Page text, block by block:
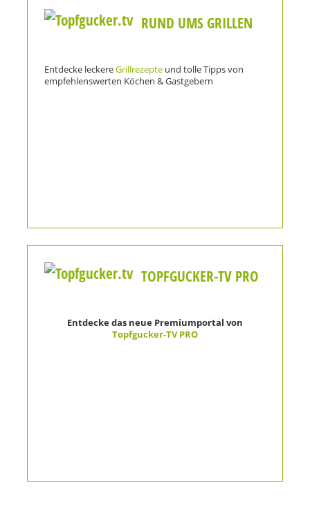
RUND UMS GRILLEN
Entdecke leckereGrillrezepte und tolle Tipps von
empfehlenswerten Köchen & Gastgebern
TOPFGUCKER-TV PRO
Entdecke das neue Premiumportal von
Topfgucker-TV PRO